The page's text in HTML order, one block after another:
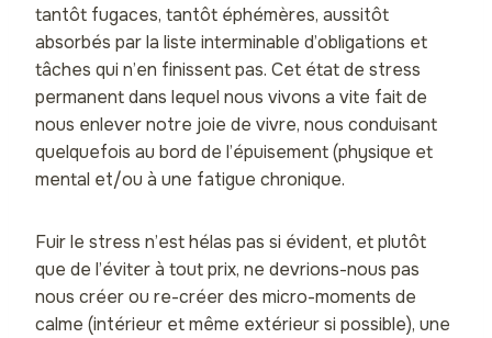
tantôt fugaces, tantôt éphémères, aussitôt
absorbés par la liste interminable d’obligations et
tâches qui n’en finissent pas. Cet état de stress
permanent dans lequel nous vivons a vite fait de
nous enlever notre joie de vivre, nous conduisant
quelquefois au bord de l’épuisement (physique et
mental et/ou à une fatigue chronique.
Fuir le stress n’est hélas pas si évident, et plutôt
que de l’éviter à tout prix, ne devrions-nous pas
nous créer ou re-créer des micro-moments de
calme (intérieur et même extérieur si possible), une